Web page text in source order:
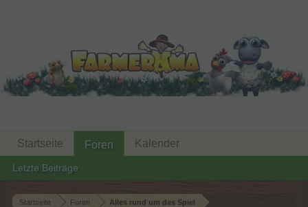
Startseite Foren Alles rund um das Spiel
Startseite Foren
Letzte Beiträge
Kalender